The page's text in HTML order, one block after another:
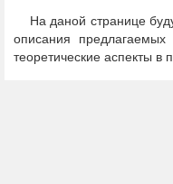
На даной странице
описания
теоретические аспекты в